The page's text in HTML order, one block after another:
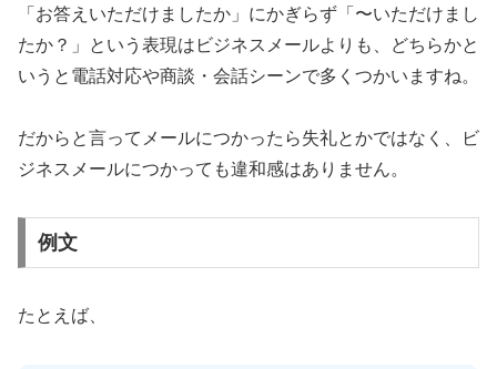
「お答えいただけましたか」にかぎらず「〜いただけまし
たか？」という表現はビジネスメールよりも、どちらかと
いうと電話対応や商談・会話シーンで多くつかいますね。
だからと言ってメールにつかったら失礼とかではなく、ビ
ジネスメールにつかっても違和感はありません。
例文
たとえば、